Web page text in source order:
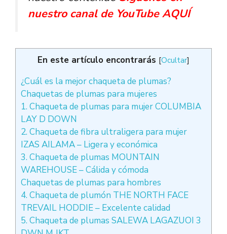
nuestro canal de YouTube AQUÍ
En este artículo encontrarás [Ocultar]
¿Cuál es la mejor chaqueta de plumas?
Chaquetas de plumas para mujeres
1. Chaqueta de plumas para mujer COLUMBIA
LAY D DOWN
2. Chaqueta de fibra ultraligera para mujer
IZAS AILAMA – Ligera y económica
3. Chaqueta de plumas MOUNTAIN
WAREHOUSE – Cálida y cómoda
Chaquetas de plumas para hombres
4. Chaqueta de plumón THE NORTH FACE
TREVAIL HODDIE – Excelente calidad
5. Chaqueta de plumas SALEWA LAGAZUOI 3